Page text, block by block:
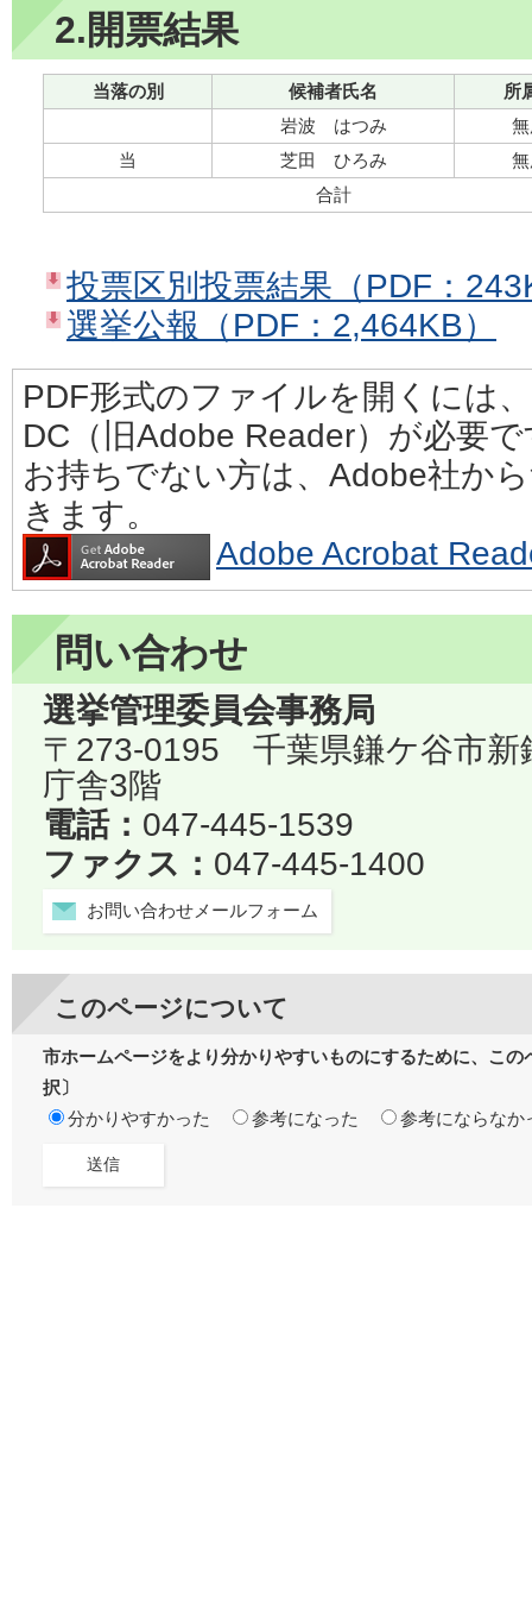
2.開票結果
当落の別 候補者氏名
所
岩波 はつみ
当
芝田 ひろみ
合計
投票区別投票結果（PDF：
選挙公報（PDF：2,464KB）
PDF形式のファイルを開くには
DC（旧Adobe Reader）が必要
お持ちでない方は、Adobe社か
きます。
Adobe Acrobat
問い合わせ
選挙管理委員会事務局
〒273-0195 千葉県鎌ケ谷市
庁舎3階
電話： 047-445-1539
ファクス： 047-445-1400
お問い合わせメールフォーム
このページについて
市ホームページをより分かりやすいものにするために、こ
択〕
分かりやすかった
参考になった 参考にならなか